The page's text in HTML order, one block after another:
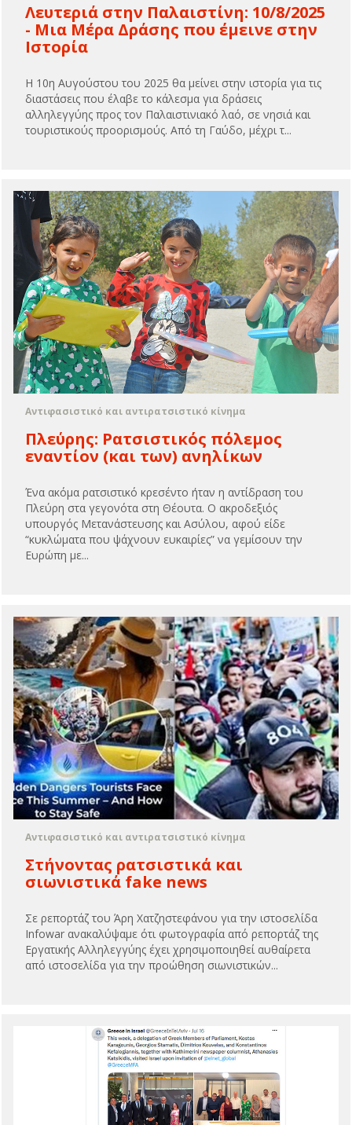
Λευτεριά στην Παλαιστίνη: 10/8/2025
- Μια Μέρα Δράσης που έμεινε στην
Ιστορία
Η 10η Αυγούστου του 2025 θα μείνει στην ιστορία για τις
διαστάσεις που έλαβε το κάλεσμα για δράσεις
αλληλεγγύης προς τον Παλαιστινιακό λαό, σε νησιά και
τουριστικούς προορισμούς. Από τη Γαύδο, μέχρι τ...
Αντιφασιστικό και αντιρατσιστικό κίνημα
Πλεύρης: Ρατσιστικός πόλεμος
εναντίον (και των) ανηλίκων
Ένα ακόμα ρατσιστικό κρεσέντο ήταν η αντίδραση του
Πλεύρη στα γεγονότα στη Θέουτα. Ο ακροδεξιός
υπουργός Μετανάστευσης και Ασύλου, αφού είδε
“κυκλώματα που ψάχνουν ευκαιρίες” να γεμίσουν την
Ευρώπη με...
Αντιφασιστικό και αντιρατσιστικό κίνημα
Στήνοντας ρατσιστικά και
σιωνιστικά fake news
Σε ρεπορτάζ του Άρη Χατζηστεφάνου για την ιστοσελίδα
Infowar ανακαλύψαμε ότι φωτογραφία από ρεπορτάζ της
Εργατικής Αλληλεγγύης έχει χρησιμοποιηθεί αυθαίρετα
από ιστοσελίδα για την προώθηση σιωνιστικών...